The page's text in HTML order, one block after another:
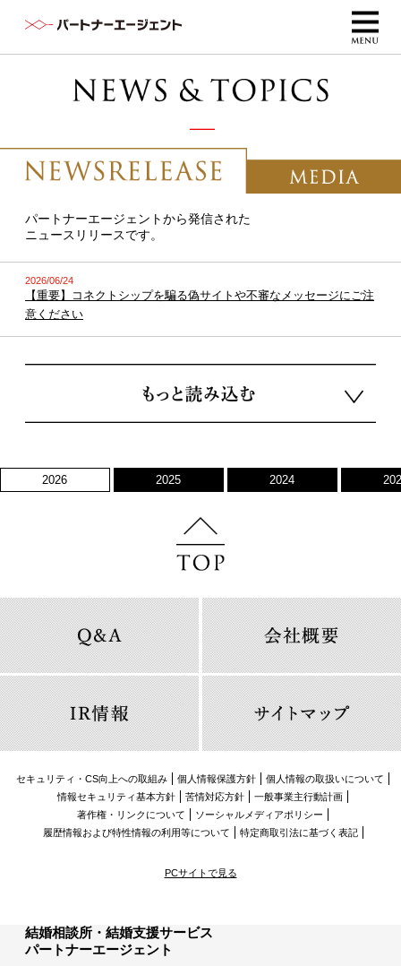
パートナーエージェントから発信された
ニュースリリースです。
2026/06/24
【重要】コネクトシップを騙る偽サイトや不審なメッセージにご注
意ください
2026 2025 2024
セキュリティ・CS向上への取組み 個人情報保護方針
個人情報の取扱いについて
情報セキュリティ基本方針
苦情対応方針
一般事業主行動計画
著作権・リンクについて
ソーシャルメディアポリシー
履歴情報および特性情報の利用等について
特定商取引法に基づく表記
PCサイトで見る
結婚相談所・結婚支援サービス
パートナーエージェント